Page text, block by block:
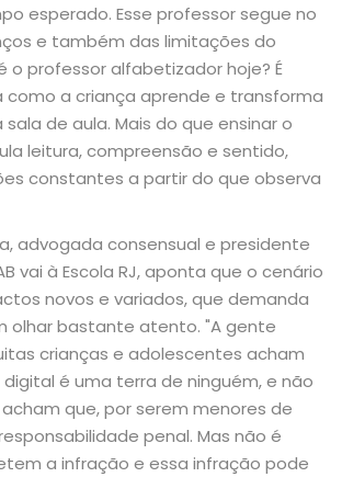
esperado. Esse professor segue no
e também das limitações do
o professor alfabetizador hoje? É
a criança aprende e transforma
de aula. Mais do que ensinar o
leitura, compreensão e sentido,
constantes a partir do que observa
advogada consensual e presidente
vai à Escola RJ, aponta que o cenário
novos e variados, que demanda
olhar bastante atento. "A gente
crianças e adolescentes acham
é uma terra de ninguém, e não
que, por serem menores de
penal. Mas não é
a infração e essa infração pode